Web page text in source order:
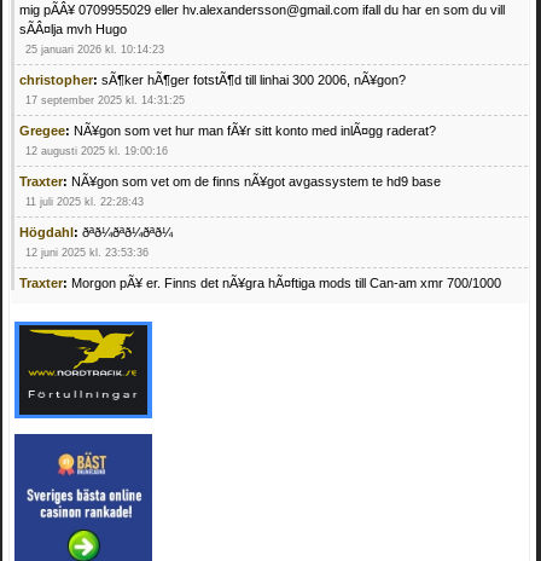
mig pÃÂ¥ 0709955029 eller hv.alexandersson@gmail.com ifall du har en som du vill
sÃÂ¤lja mvh Hugo
25 januari 2026 kl. 10:14:23
christopher: sÃ¶ker hÃ¶ger fotstÃ¶d till linhai 300 2006, nÃ¥gon?
17 september 2025 kl. 14:31:25
Gregee: NÃ¥gon som vet hur man fÃ¥r sitt konto med inlÃ¤gg raderat?
12 augusti 2025 kl. 19:00:16
Traxter: NÃ¥gon som vet om de finns nÃ¥got avgassystem te hd9 base
11 juli 2025 kl. 22:28:43
Högdahl: ðªð¼ðªð¼ðªð¼
12 juni 2025 kl. 23:53:36
Traxter: Morgon pÃ¥ er. Finns det nÃ¥gra hÃ¤ftiga mods till Can-am xmr 700/1000
Mrhandsome:SÃ¶ker defekta/trasiga fyrhjulingar. Jag betalar bra och du kan nÃ¥ mig
pÃ¥ 0709955029 eller hv.alexandersson@gmail.com ifall du har en som du vill sÃ¤lja
mvh Hugo
21 februari 2025 kl. 09:25:52
Oscar5:NÃ¥gon som vet vad man kan begÃ¤ra fÃ¶r en Honda TRX 350 FE 2005
4 februari 2025 kl. 19:20:50
Oscar5:44
4 februari 2025 kl. 19:15:36
Greger59:NÃ¤gon som vet har en Cetek 500 EFI